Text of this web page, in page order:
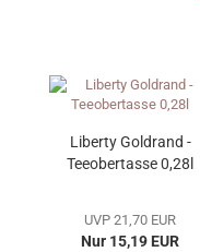
Liberty Goldrand -
Teeobertasse 0,28l
UVP 21,70 EUR
Nur 15,19 EUR